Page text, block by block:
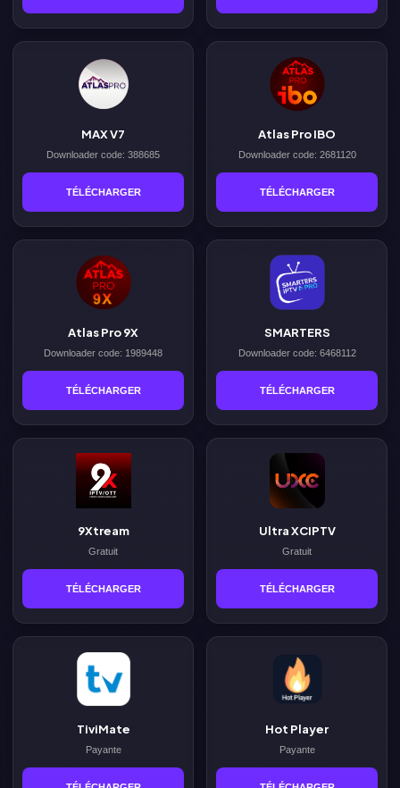
MAX V7
Downloader code: 388685
TÉLÉCHARGER
Atlas Pro IBO
Downloader code: 2681120
TÉLÉCHARGER
Atlas Pro 9X
Downloader code: 1989448
TÉLÉCHARGER
SMARTERS
Downloader code: 6468112
TÉLÉCHARGER
9Xtream
Gratuit
TÉLÉCHARGER
Ultra XCIPTV
Gratuit
TÉLÉCHARGER
TiviMate
Payante
Hot Player
Payante